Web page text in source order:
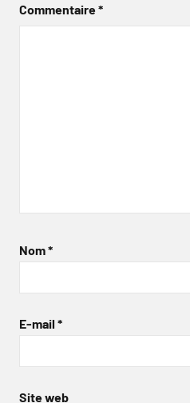
Commentaire*
Nom*
E-mail *
Site web